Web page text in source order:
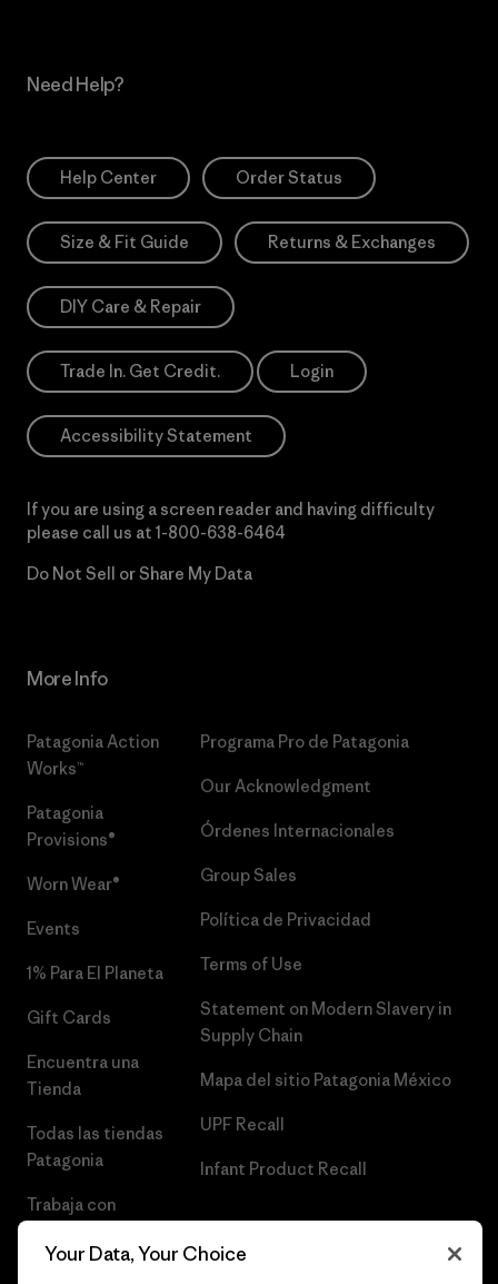
Need Help?
Help Center Order Status
Size & Fit Guide Returns & Exchanges
DIY Care & Repair
Trade In. Get Credit. Login
Accessibility Statement
If you are using a screen reader and having difficulty
please call us at 1-800-638-6464
Do Not Sell or Share My Data
More Info
Patagonia Action
Works™
Patagonia
Provisions®
Worn Wear®
Events
1% Para El Planeta
Gift Cards
Encuentra una
Tienda
Todas las tiendas
Patagonia
Trabaja con
Programa Pro de Patagonia
Our Acknowledgment
Órdenes Internacionales
Group Sales
Política de Privacidad
Terms of Use
Statement on Modern Slavery in
Supply Chain
Mapa del sitio Patagonia México
UPF Recall
Infant Product Recall
Your Data, Your Choice